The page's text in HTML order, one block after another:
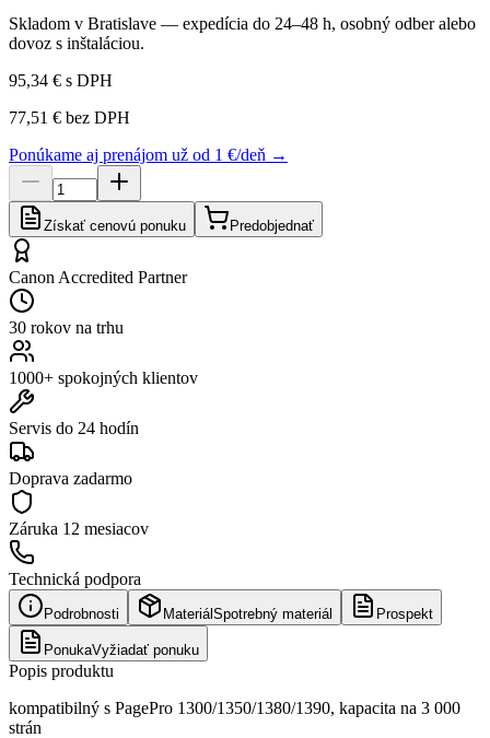
Skladom v Bratislave — expedícia do 24–48 h, osobný odber alebo
dovoz s inštaláciou.
95,34 € s DPH
77,51 € bez DPH
Ponúkame aj prenájom už od 1 €/deň →
Získať cenovú ponuku Predobjednať
Canon Accredited Partner
30 rokov na trhu
1000+ spokojných klientov
Servis do 24 hodín
Doprava zadarmo
Záruka 12 mesiacov
Technická podpora
Podrobnosti Materiál Spotrebný materiál Prospekt
PonukaVyžiadať ponuku
Popis produktu
kompatibilný s PagePro 1300/1350/1380/1390, kapacita na 3 000
strán